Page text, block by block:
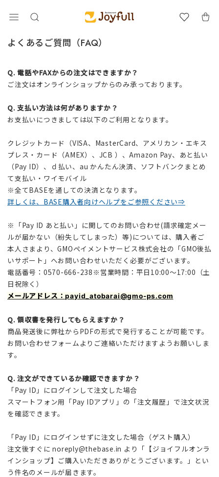
BLOG
よくあるご質問（FAQ）
Q. 電話やFAXからの注文はできますか？
ご注文はオンラインショップからのみ承っております。
Q.支払い方法は何がありますか？
お支払いにつきましては以下のご利用となります。
クレジットカード（VISA、MasterCard、アメリカン・エキス
プレス・カード（AMEX）、JCB ）、Amazon Pay、あと払い
（Pay ID）、ｄ払い、au かんたん決済、ソフトバンクまとめ
て支払い・ワイモバイル
※全てBASEを通しての決済となります。
詳しくは、BASE購入者向けヘルプをご参照ください⇒
※「Pay ID あと払い」に関してのお問い合わせ(請求確定メー
ルが届かない（紛失してしまった）等)については、購入者ご
本人さまより、GMOペイメントサービス株式会社の「GMO後払
いサポート」へお問い合わせいただく必要がございます。
電話番号：0570-666-238※営業時間：平日10:00～17:00（土
日祝除く）
メールアドレス：payid_atobarai@gmo-ps.com
Q.領収書を発行してもらえますか？
商品発送後に弊社からPDFの形式で発行することが可能です。
お問い合わせフォームよりご連絡いただけますようお願いしま
す。
Q.注文ができているか確認できますか？
「Pay ID」にログインして注文した場合
スマートフォン用「Pay IDアプリ」の「注文履歴」で注文状況
を確認できます。
「Pay ID」にログインせずに注文した場合（ゲスト購入）
注文後すぐにnoreply@thebase.in より「【ジョイフルオンラ
インショップ】ご購入いただきありがとうございます。」とい
う件名のメールが届きます。